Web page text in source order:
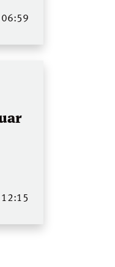
06:59
12:15